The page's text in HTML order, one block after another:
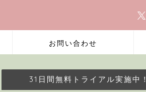
お問い合わせ
31日間無料トライアル実施中！